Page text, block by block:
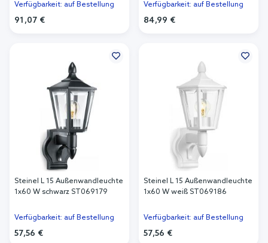
Verfügbarkeit: auf Bestellung
91,07 €
Verfügbarkeit: auf Bestellung
84,99 €
Steinel L 15 Außenwandleuchte
1x60 W schwarz ST069179
Verfügbarkeit: auf Bestellung
57,56 €
Steinel L 15 Außenwandleuchte
1x60 W weiß ST069186
Verfügbarkeit: auf Bestellung
57,56 €